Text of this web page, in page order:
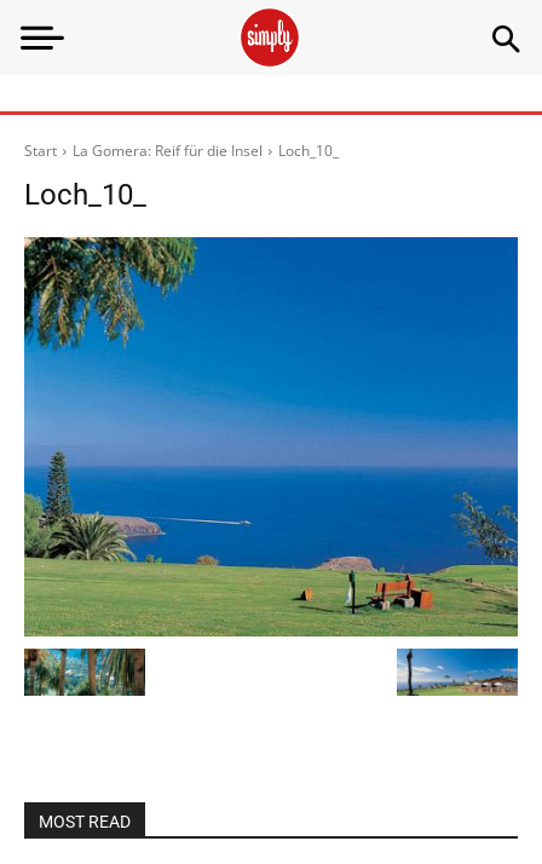
Start La Gomera: Reif für die Insel Loch_10_
Loch_10_
MOST READ